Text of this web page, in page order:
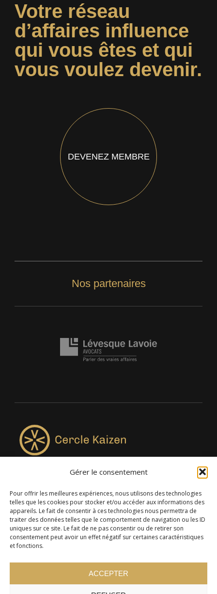
Gérer le consentement
Pour offrir les meilleures expériences, nous utilisons des technologies
telles que les cookies pour stocker et/ou accéder aux informations des
appareils. Le fait de consentir à ces technologies nous permettra de
traiter des données telles que le comportement de navigation ou les ID
uniques sur ce site. Le fait de ne pas consentir ou de retirer son
consentement peut avoir un effet négatif sur certaines caractéristiques
et fonctions.
ACCEPTER
Votre réseau
d’affaires influence
qui vous êtes et qui
vous voulez devenir.
DEVENEZ MEMBRE
Nos partenaires
4957, rue Lionel-Groulx, bureau 819, Saint-Augustin-de-
Desmaures QC G3A 0M7